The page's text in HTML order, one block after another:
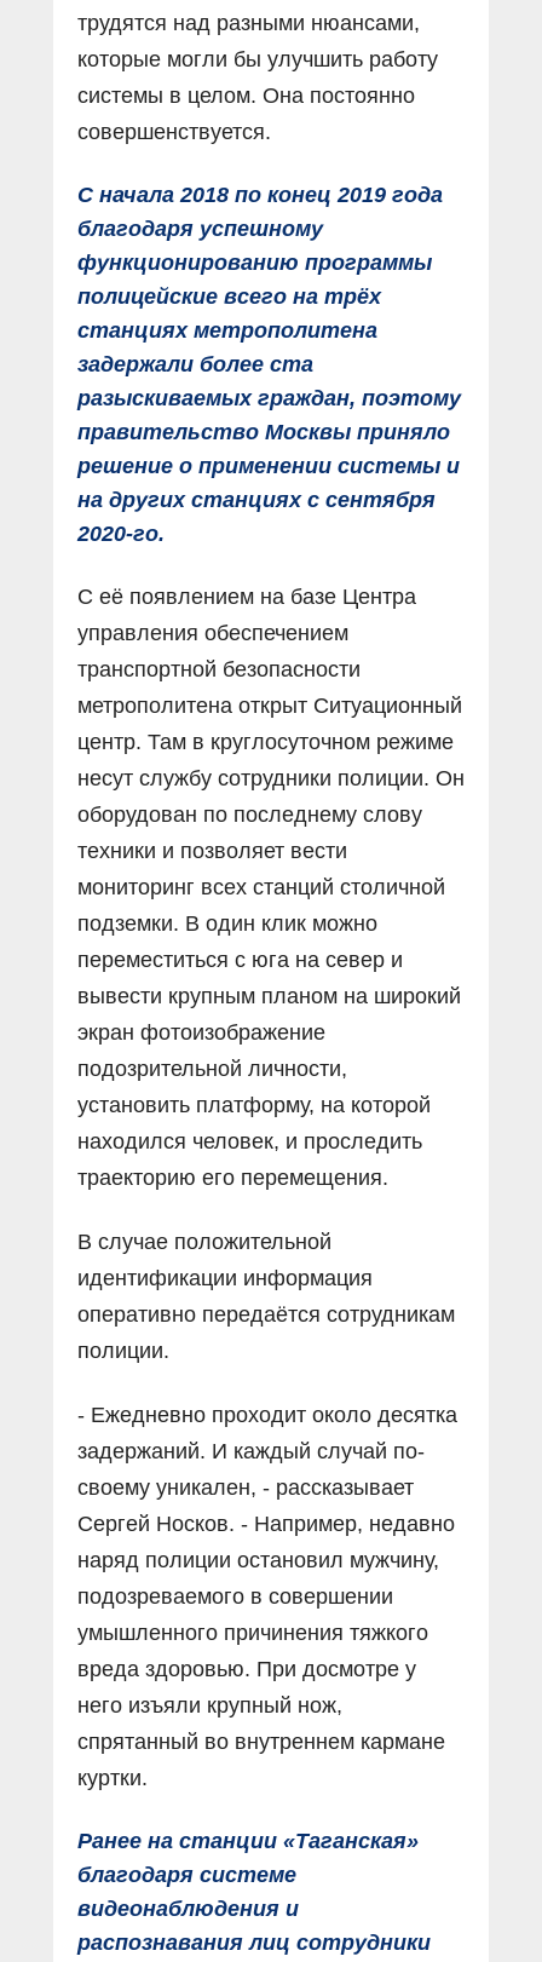
трудятся над разными нюансами,
которые могли бы улучшить работу
системы в целом. Она постоянно
совершенствуется.
С начала 2018 по конец 2019 года
благодаря успешному
функционированию программы
полицейские всего на трёх
станциях метрополитена
задержали более ста
разыскиваемых граждан, поэтому
правительство Москвы приняло
решение о применении системы и
на других станциях с сентября
2020-го.
С её появлением на базе Центра
управления обеспечением
транспортной безопасности
метрополитена открыт Ситуационный
центр. Там в круглосуточном режиме
несут службу сотрудники полиции. Он
оборудован по последнему слову
техники и позволяет вести
мониторинг всех станций столичной
подземки. В один клик можно
переместиться с юга на север и
вывести крупным планом на широкий
экран фотоизображение
подозрительной личности,
установить платформу, на которой
находился человек, и проследить
траекторию его перемещения.
В случае положительной
идентификации информация
оперативно передаётся сотрудникам
полиции.
- Ежедневно проходит около десятка
задержаний. И каждый случай по-
своему уникален, - рассказывает
Сергей Носков. - Например, недавно
наряд полиции остановил мужчину,
подозреваемого в совершении
умышленного причинения тяжкого
вреда здоровью. При досмотре у
него изъяли крупный нож,
спрятанный во внутреннем кармане
куртки.
Ранее на станции «Таганская»
благодаря системе
видеонаблюдения и
распознавания лиц сотрудники